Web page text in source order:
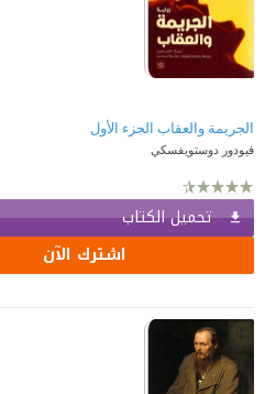
الجريمة والعقاب الجزء الأول
فيودور دوستويفسكي
تحميل الكتاب
اشترك الآن